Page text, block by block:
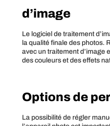
d’image
Le logiciel de traitement
la qualité finale des photos.
avec un traitement d’image
des couleurs et des effets
Options de
La possibilité de régler